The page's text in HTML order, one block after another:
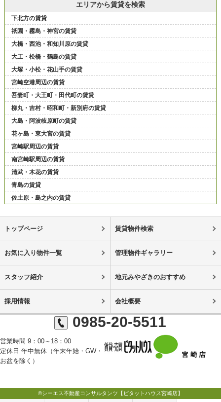
エリアから賃貸を検索
下北方の賃貸
祇園・霧島・神宮の賃貸
大橋・西池・和知川原の賃貸
大工・松橋・鶴島の賃貸
大塚・小松・花山手の賃貸
宮崎空港周辺の賃貸
吾妻町・大王町・田代町の賃貸
柳丸・吉村・昭和町・新別府の賃貸
大島・阿波岐原町の賃貸
花ヶ島・東大宮の賃貸
宮崎駅周辺の賃貸
南宮崎駅周辺の賃貸
清武・木花の賃貸
青島の賃貸
佐土原・島之内の賃貸
トップページ 賃貸物件検索
お気に入り物件一覧 管理物件ギャラリー
スタッフ紹介 地元みやざきのおすすめ
採用情報 会社概要
0985-20-5511
営業時間 9：00～18：00
定休日 年中無休（年末年始・GW・
お盆を除く）
©シーエス不動産コンサルタンツ【ピタットハウス宮崎店】